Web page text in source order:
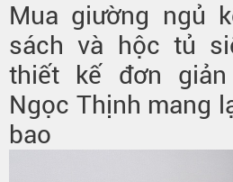
Mua giường ngủ
sách và hộc tủ
thiết kế đơn
Ngọc Thịnh mang
bao